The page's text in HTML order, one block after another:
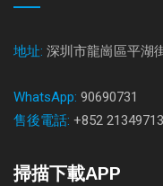
地址: 深圳市龍崗區平湖
WhatsApp: 90690731
售後電話: +852 21349713
掃描下載APP